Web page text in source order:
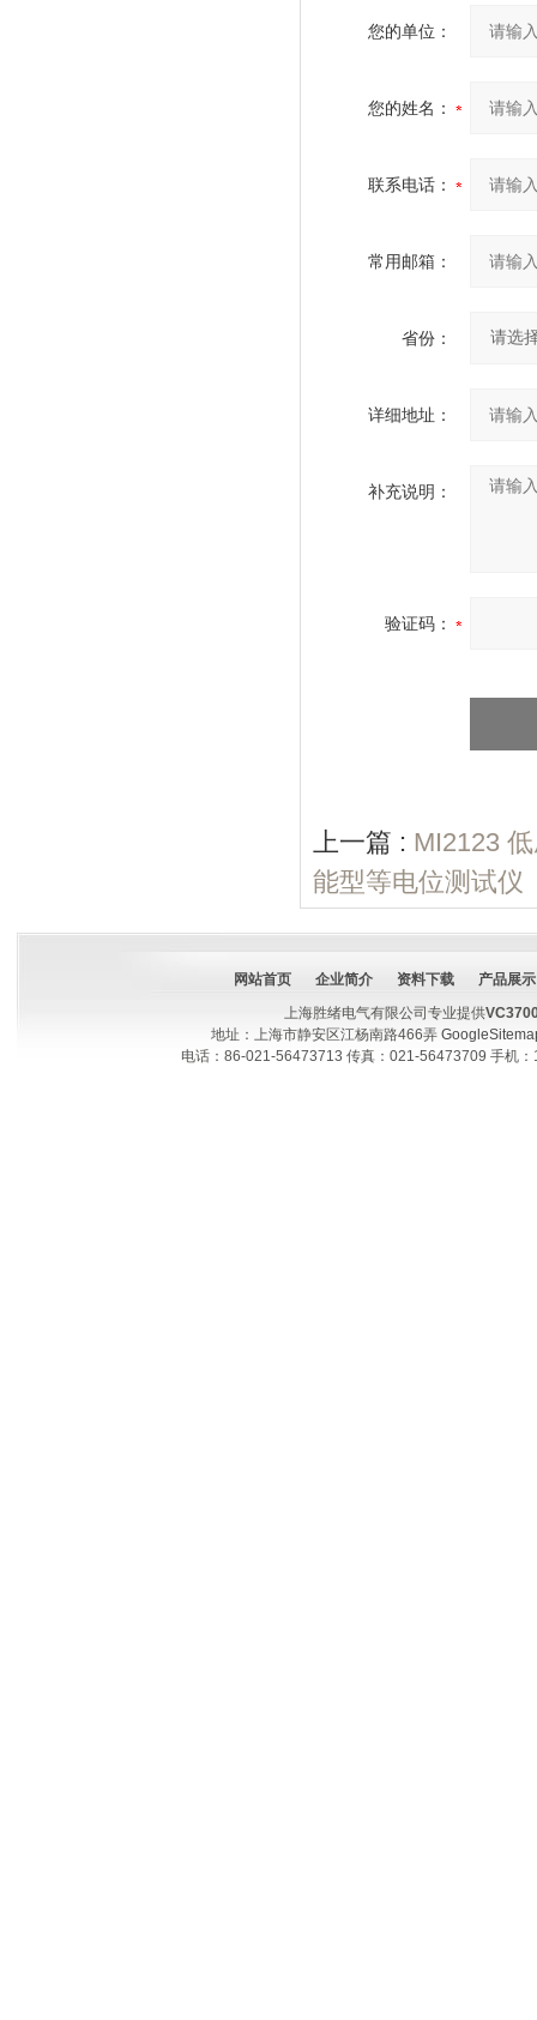
您的单位：
您的姓名：
联系电话：
常用邮箱：
省份：
详细地址：
补充说明：
验证码：
上一篇 : MI2123
能型等电位测试仪
网站首页 企业简介 资料下载
产品展示
上海胜绪电气有限公司专业提供
地址：上海市静安区江杨南路466弄
电话：86-021-56473713 传真：021-56473709 手机